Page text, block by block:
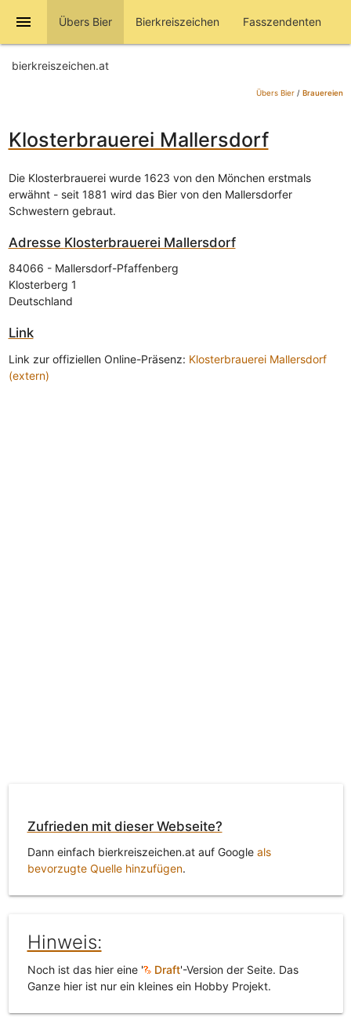
menu Übers Bier Bierkreiszeichen Fasszendenten
bierkreiszeichen.at
Übers Bier/ Brauereien
Klosterbrauerei Mallersdorf
Die Klosterbrauerei wurde 1623 von den Mönchen erstmals
erwähnt - seit 1881 wird das Bier von den Mallersdorfer
Schwestern gebraut.
Adresse Klosterbrauerei Mallersdorf
84066 - Mallersdorf-Pfaffenberg
Klosterberg 1
Deutschland
Link
Link zur offiziellen Online-Präsenz: Klosterbrauerei Mallersdorf
(extern)
Zufrieden mit dieser Webseite?
Dann einfach bierkreiszeichen.at auf Google als
bevorzugte Quelle hinzufügen.
Hinweis:
Noch ist das hier eine ' Draft'-Version der Seite. Das
Ganze hier ist nur ein kleines ein Hobby Projekt.